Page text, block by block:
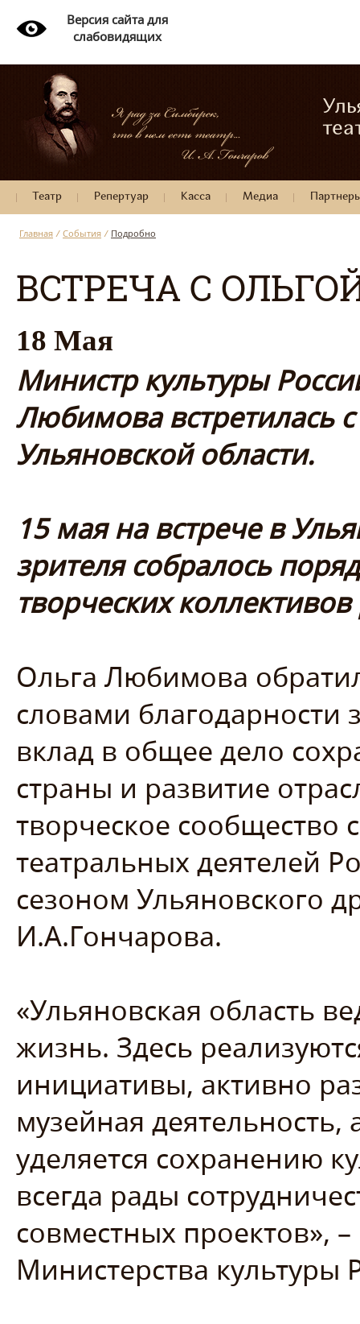
Версия сайта для
слабовидящих
Театр Репертуар Касса Медиа
Главная / События / Подробно
ВСТРЕЧА С
18 Мая
Министр культуры
Любимова встретилась
Ульяновской области.
15 мая на встрече в
зрителя собралось
творческих
Ольга Любимова
словами благодарности
вклад в общее дело
страны и развитие
творческое сообщество
театральных деятелей
сезоном Ульяновского
И.А.Гончарова.
«Ульяновская область
жизнь. Здесь
инициативы, активно
музейная
уделяется сохранению
всегда рады
совместных проектов»,
Министерства культуры